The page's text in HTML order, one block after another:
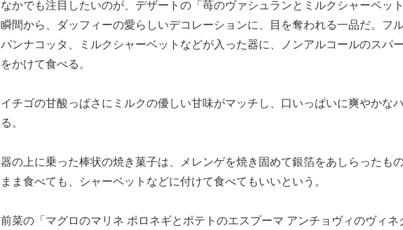
なかでも注目したいのが、デザートの「苺のヴァシュランとミルクシャーベッ
瞬間から、ダッフィーの愛らしいデコレーションに、目を奪われる一品だ。フ
パンナコッタ、ミルクシャーベットなどが入った器に、ノンアルコールのスパ
をかけて食べる。
イチゴの甘酸っぱさにミルクの優しい甘味がマッチし、口いっぱいに爽やかな
る。
器の上に乗った棒状の焼き菓子は、メレンゲを焼き固めて銀箔をあしらったも
まま食べても、シャーベットなどに付けて食べてもいいという。
前菜の「マグロのマリネ ポロネギとポテトのエスプーマ アンチョヴィのヴィ